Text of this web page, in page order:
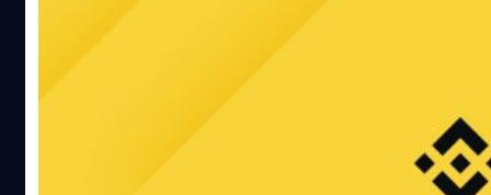
นักลงทุนแห่ถอนเงินออกจาก Binance ถึง
27,000 ล้านบาท หลังถูก ก.ล.ต. สหรัฐฯ ฟ้อง
วันอังคารที่ 6 มิถุนายน Nansen บริษัทวิจัยในอุตสาหกรรมคริ
ปโทเผยว่านักลงทุนได้แห่กันเข้ามาถอนเงินออกจาก
แพลตฟอร์มซื้อขายคริปโท Binance และ Binance.us รวมกัน
สูงถึง 791,600,000 เหรียญสหรัฐฯ (27,576 ล้านบาท) ในช่วง